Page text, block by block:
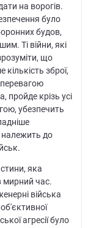
на ворогів.
було
будов,
Ті війни, які
що
зброї,
пройде крізь усі
убезпечить
належить до
яка
мирний час.
війська
агресії було